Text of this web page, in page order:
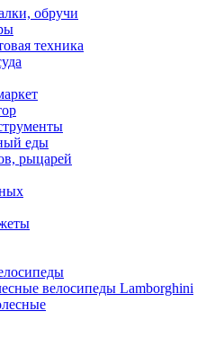
обручи
техника
еды
рыцарей
велосипеды Lamborghini